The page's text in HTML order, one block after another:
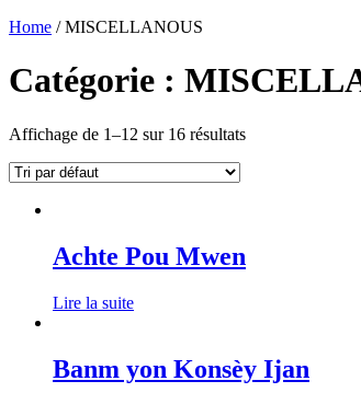
Home /MISCELLANOUS
Catégorie :
Affichage de 1–12 sur 16 résultats
Achte Pou Mwen
Lire la suite
Banm yon Konsèy Ijan